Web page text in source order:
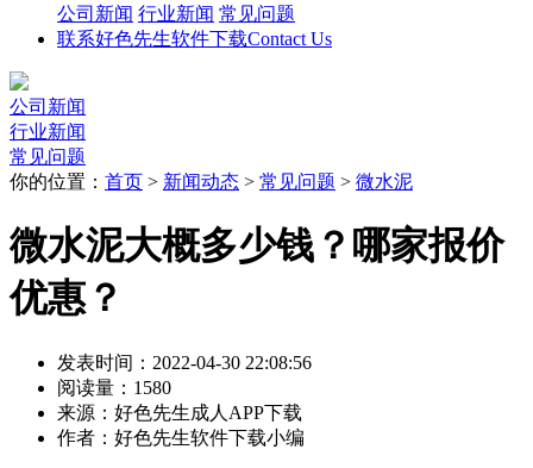
公司新闻 行业新闻 常见问题
联系好色先生软件下载Contact Us
公司新闻
行业新闻
常见问题
你的位置： 首页 > 新闻动态 > 常见问题 > 微水泥
微水泥大概多少钱？哪家报价
优惠？
发表时间：2022-04-30 22:08:56
阅读量：1580
来源：好色先生成人APP下载
作者：好色先生软件下载小编